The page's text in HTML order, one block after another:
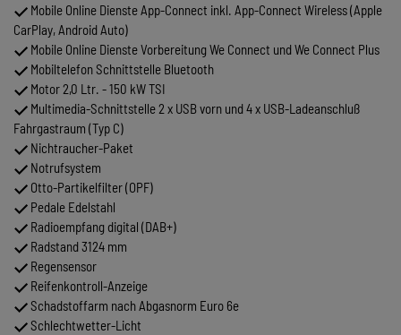
Mobile Online Dienste App-Connect inkl. App-Connect Wireless (Apple
CarPlay, Android Auto)
Mobile Online Dienste Vorbereitung We Connect und We Connect Plus
Mobiltelefon Schnittstelle Bluetooth
Motor 2,0 Ltr. - 150 kW TSI
Multimedia-Schnittstelle 2 x USB vorn und 4 x USB-Ladeanschluß
Fahrgastraum (Typ C)
Nichtraucher-Paket
Notrufsystem
Otto-Partikelfilter (OPF)
Pedale Edelstahl
Radioempfang digital (DAB+)
Radstand 3124 mm
Regensensor
Reifenkontroll-Anzeige
Schadstoffarm nach Abgasnorm Euro 6e
Schlechtwetter-Licht